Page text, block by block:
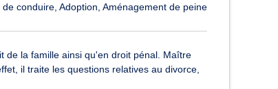
de conduire Adoption Aménagement de peine
de la famille ainsi qu'en droit pénal. Maître
il traite les questions relatives au divorce,